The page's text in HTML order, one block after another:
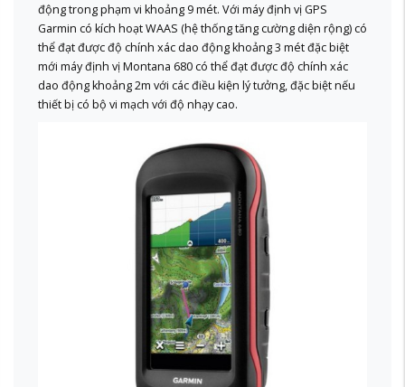
động trong phạm vi khoảng 9 mét. Với máy định vị GPS
Garmin có kích hoạt WAAS (hệ thống tăng cường diện rộng) có
thể đạt được độ chính xác dao động khoảng 3 mét đặc biệt
mới máy định vị Montana 680 có thể đạt được độ chính xác
dao động khoảng 2m với các điều kiện lý tưởng, đặc biệt nếu
thiết bị có bộ vi mạch với độ nhạy cao.